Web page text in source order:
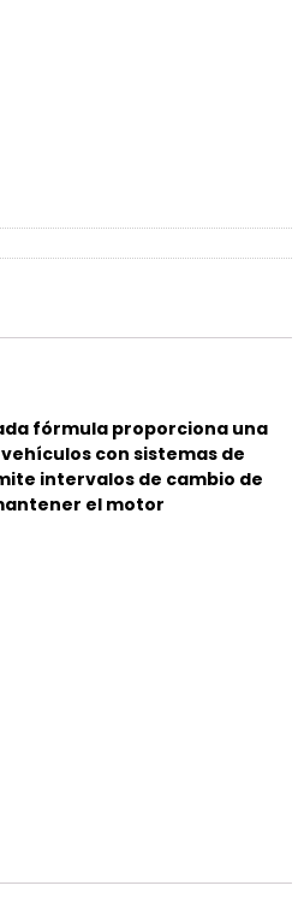
fórmula proporciona una
con sistemas de
intervalos de cambio de
el motor